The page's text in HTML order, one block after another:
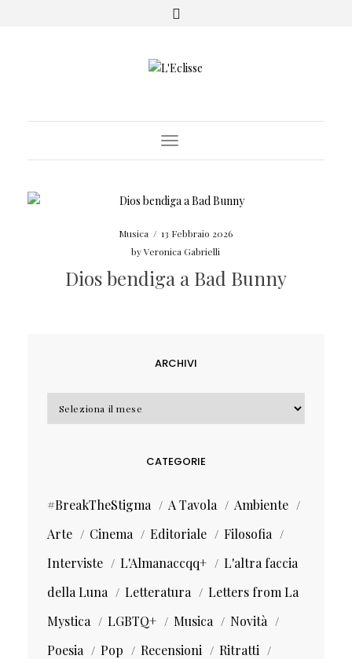
Toggle Navigation
Musica / 13 Febbraio 2026
byVeronica Gabrielli
Dios bendiga a Bad Bunny
ARCHIVI
Archivi
CATEGORIE
#BreakTheStigma A Tavola
Ambiente
Arte
Cinema Editoriale
Filosofia
Interviste
L'Almanaccqq+
L'altra faccia
della Luna
Letteratura
Letters from La
Mystica
LGBTQ+ Musica
Novità
Poesia
Pop Recensioni
Ritratti